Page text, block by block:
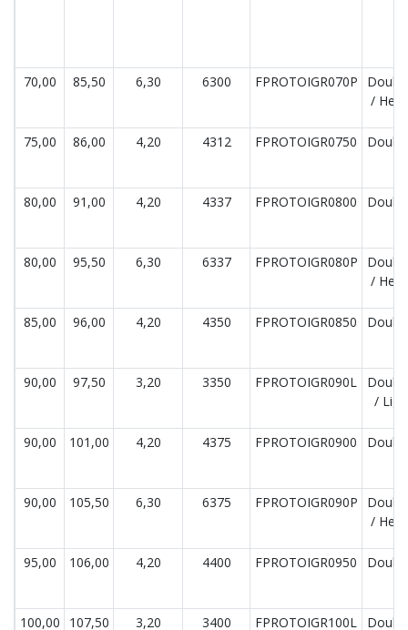
70,00 85,50 6,30 6300 FPROTOIGR070P
/
75,00 86,00 4,20 4312 FPROTOIGR0750
80,00 91,00 4,20 4337 FPROTOIGR0800
80,00 95,50 6,30 6337 FPROTOIGR080P
/
85,00 96,00 4,20 4350 FPROTOIGR0850
90,00 97,50 3,20 3350 FPROTOIGR090L
/
90,00 101,00 4,20 4375 FPROTOIGR0900
90,00 105,50 6,30 6375 FPROTOIGR090P
/
95,00 106,00 4,20 4400 FPROTOIGR0950
100,00 107,50 3,20 3400 FPROTOIGR100L